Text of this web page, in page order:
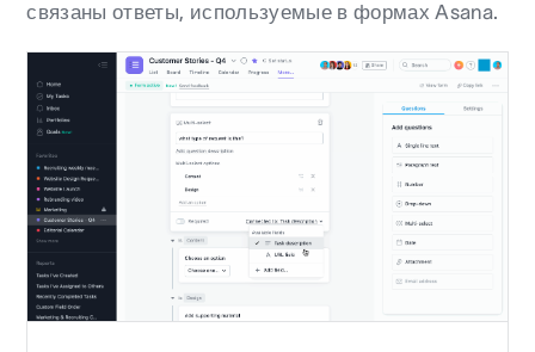
связаны ответы, используемые в формах Asana.